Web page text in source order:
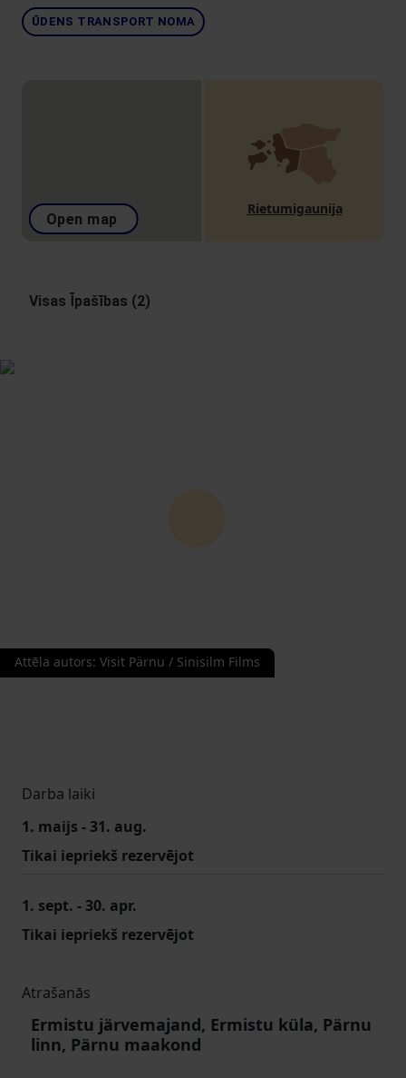
ŪDENS TRANSPORT NOMA
Open map
Rietumigaunija
Visas Īpašības (2)
Attēla autors: Visit Pärnu / Sinisilm Films
Darba laiki
1. maijs - 31. aug.
Tikai iepriekš rezervējot
1. sept. - 30. apr.
Tikai iepriekš rezervējot
Atrašanās
Ermistu järvemajand, Ermistu küla, Pärnu
linn, Pärnu maakond